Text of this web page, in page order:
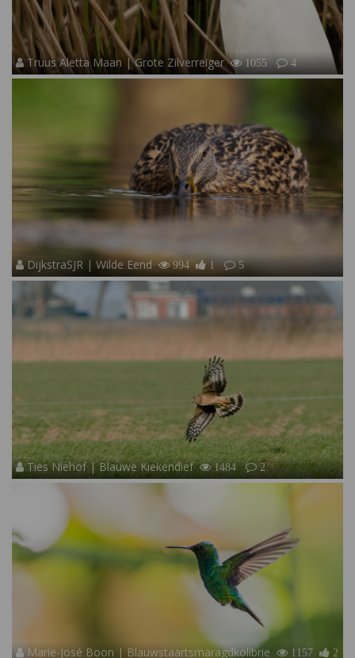
Truus Aletta Maan | Grote Zilverreiger 1055 4
DijkstraSJR | Wilde Eend 994 1 5
Ties Niehof | Blauwe Kiekendief 1484 2
Marie-José Boon | Blauwstaartsmaragdkolibrie 1157
2